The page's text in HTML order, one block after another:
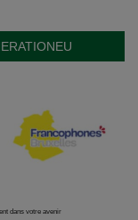
dans votre avenir